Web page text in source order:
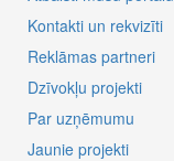
Kontakti un rekvizīti
Reklāmas partneri
Dzīvokļu projekti
Par uzņēmumu
Jaunie projekti